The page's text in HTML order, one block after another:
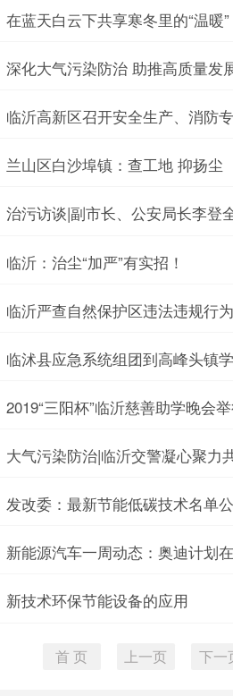
在蓝天白云下共享寒冬里的“温暖”
深化大气污染防治 助推高质量发
临沂高新区召开安全生产、消防
兰山区白沙埠镇：查工地 抑扬尘
治污访谈|副市长、公安局长李登
临沂：治尘“加严”有实招！
临沂严查自然保护区违法违规行
临沭县应急系统组团到高峰头镇
2019“三阳杯”临沂慈善助学晚会
大气污染防治|临沂交警凝心聚力
发改委：最新节能低碳技术名单公
新能源汽车一周动态：奥迪计划
新技术环保节能设备的应用
首 页 上一页 下一